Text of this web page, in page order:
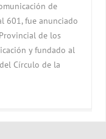
de
601, fue anunciado
de los
y fundado al
Círculo de la